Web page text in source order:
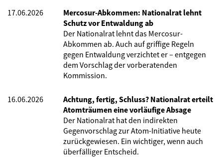
17.06.2026
Mercosur-Abkommen: Nationalrat lehnt
Schutz vor Entwaldung ab
Der Nationalrat lehnt das Mercosur-
Abkommen ab. Auch auf griffige Regeln
gegen Entwaldung verzichtet er – entgegen
dem Vorschlag der vorberatenden
Kommission.
16.06.2026
Achtung, fertig, Schluss? Nationalrat erteilt
Atomträumen eine vorläufige Absage
Der Nationalrat hat den indirekten
Gegenvorschlag zur Atom-Initiative heute
zurückgewiesen. Ein wichtiger, wenn auch
überfälliger Entscheid.